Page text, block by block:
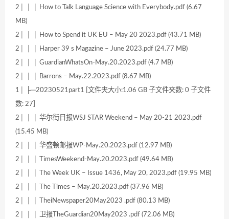
2│ │ │ How to Talk Language Science with Everybody.pdf (6.67
MB)
2│ │ │ How to Spend it UK EU – May 20 2023.pdf (43.71 MB)
2│ │ │ Harper 39 s Magazine – June 2023.pdf (24.77 MB)
2│ │ │ GuardianWhatsOn-May.20.2023.pdf (4.7 MB)
2│ │ │ Barrons – May.22.2023.pdf (8.67 MB)
1│ ├─20230521part1 [文件夹大小:1.06 GB 子文件夹数: 0 子文件
数: 27]
2│ │ │ 华尔街日报WSJ STAR Weekend – May 20-21 2023.pdf
(15.45 MB)
2│ │ │ 华盛顿邮报WP-May.20.2023.pdf (12.97 MB)
2│ │ │ TimesWeekend-May.20.2023.pdf (49.64 MB)
2│ │ │ The Week UK – Issue 1436, May 20, 2023.pdf (19.95 MB)
2│ │ │ The Times – May.20.2023.pdf (37.96 MB)
2│ │ │ TheiNewspaper20May2023 .pdf (80.13 MB)
2│ │ │ 卫报TheGuardian20May2023 .pdf (72.06 MB)